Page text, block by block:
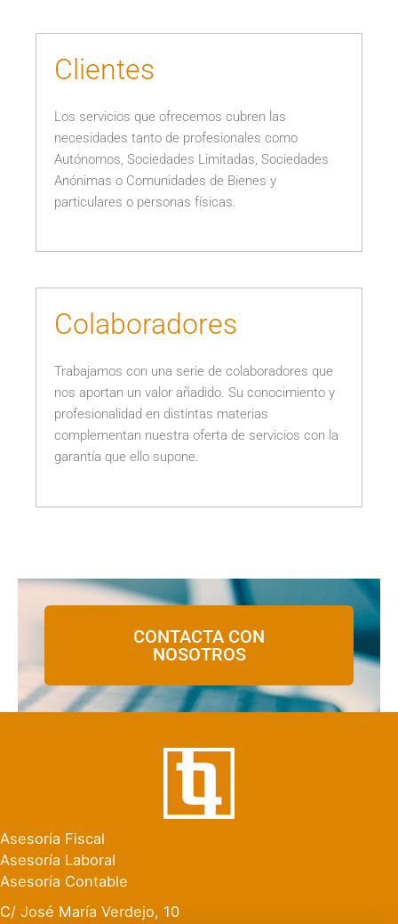
Clientes
Los servicios que ofrecemos cubren las
necesidades tanto de profesionales como
Autónomos, Sociedades Limitadas, Sociedades
Anónimas o Comunidades de Bienes y
particulares o personas físicas.
Colaboradores
Trabajamos con una serie de colaboradores que
nos aportan un valor añadido. Su conocimiento y
profesionalidad en distintas materias
complementan nuestra oferta de servicios con la
garantía que ello supone.
CONTACTA CON
NOSOTROS
Asesoría Fiscal
Asesoría Laboral
Asesoría Contable
C/ José María Verdejo, 10